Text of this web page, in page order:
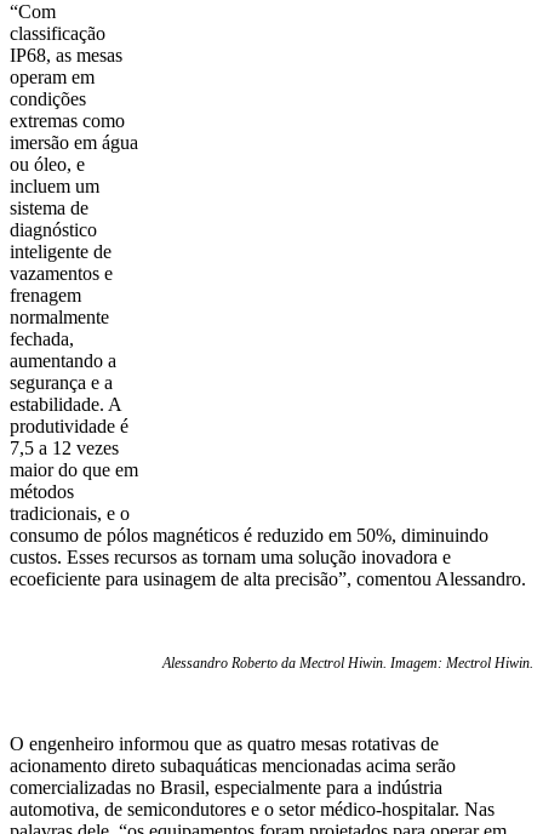
“Com
classificação
IP68, as mesas
operam em
condições
extremas como
imersão em água
ou óleo, e
incluem um
sistema de
diagnóstico
inteligente de
vazamentos e
frenagem
normalmente
fechada,
aumentando a
segurança e a
estabilidade. A
produtividade é
7,5 a 12 vezes
maior do que em
métodos
tradicionais, e o
consumo de pólos magnéticos é reduzido em 50%, diminuindo
custos. Esses recursos as tornam uma solução inovadora e
ecoeficiente para usinagem de alta precisão”, comentou Alessandro.
Alessandro Roberto da Mectrol Hiwin. Imagem: Mectrol Hiwin.
O engenheiro informou que as quatro mesas rotativas de
acionamento direto subaquáticas mencionadas acima serão
comercializadas no Brasil, especialmente para a indústria
automotiva, de semicondutores e o setor médico-hospitalar. Nas